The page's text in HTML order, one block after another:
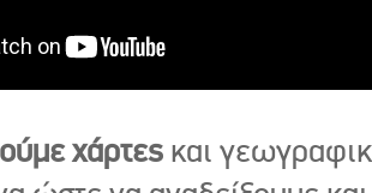
χάρτες και